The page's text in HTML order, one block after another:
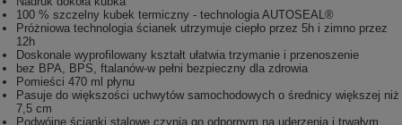
100 % szczelny kubek termiczny - technologia AUTOSEAL®
Próżniowa technologia ścianek utrzymuje ciepło przez 5h i zimno przez
12h
Doskonale wyprofilowany kształt ułatwia trzymanie i przenoszenie
bez BPA, BPS, ftalanów-w pełni bezpieczny dla zdrowia
Pomieści 470 ml płynu
Pasuje do większości uchwytów samochodowych o średnicy większej niż
7,5 cm
Podwójne ścianki stalowe czynią go odpornym na uderzenia i trwałym